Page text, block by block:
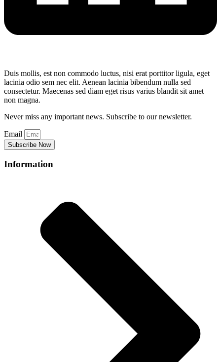
Duis mollis, est non commodo luctus, nisi erat porttitor ligula, eget
lacinia odio sem nec elit. Aenean lacinia bibendum nulla sed
consectetur. Maecenas sed diam eget risus varius blandit sit amet
non magna.
Never miss any important news. Subscribe to our newsletter.
Email
Subscribe Now
Information